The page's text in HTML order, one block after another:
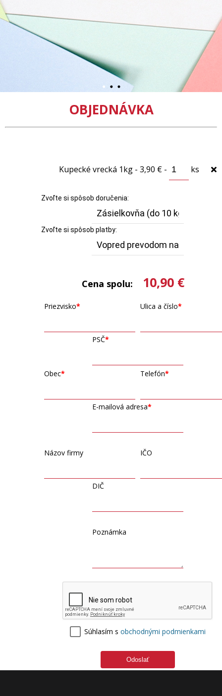
OBJEDNÁVKA
Kupecké vrecká 1kg - 3,90 € - ks
Zvoľte si spôsob doručenia:
Zvoľte si spôsob platby:
Cena spolu: 10,90 €
Priezvisko Ulica a číslo
PSČ
Obec Telefón
E-mailová adresa
Názov firmy IČO
DIČ
Poznámka
Súhlasím s obchodnými podmienkami